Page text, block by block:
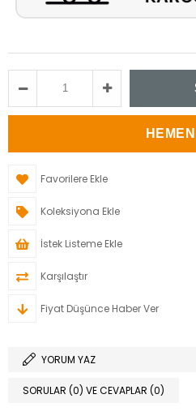
Favorilere Ekle
Koleksiyona Ekle
İstek Listeme Ekle
Karşılaştır
Fiyat Düşünce Haber Ver
YORUM YAZ
SORULAR (0) VE CEVAPLAR (0)